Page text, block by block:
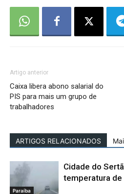
Artigo anterior
Caixa libera abono salarial do
PIS para mais um grupo de
trabalhadores
ARTIGOS RELACIONADOS
Paraíba
Cidade do
temperatura de